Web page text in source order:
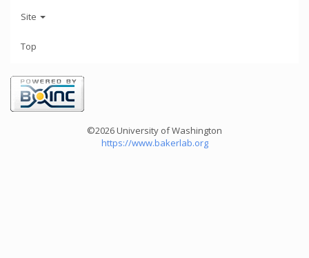
Site
Top
©2026 University of Washington
https://www.bakerlab.org